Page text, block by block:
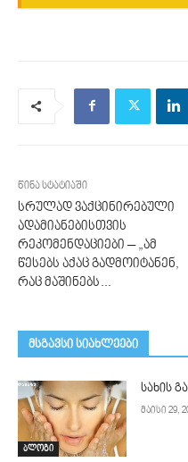
წინა სტატიაში
სრულად ვაქცინირებული
ადამიანებისთვის
რეკომენდაციები – „ამ
წესებს აქაც გადმოიტანენ,
რაც მაშინებს…
მსგავსი სიახლეები
ბლოგი
სახის
მაისი 29,